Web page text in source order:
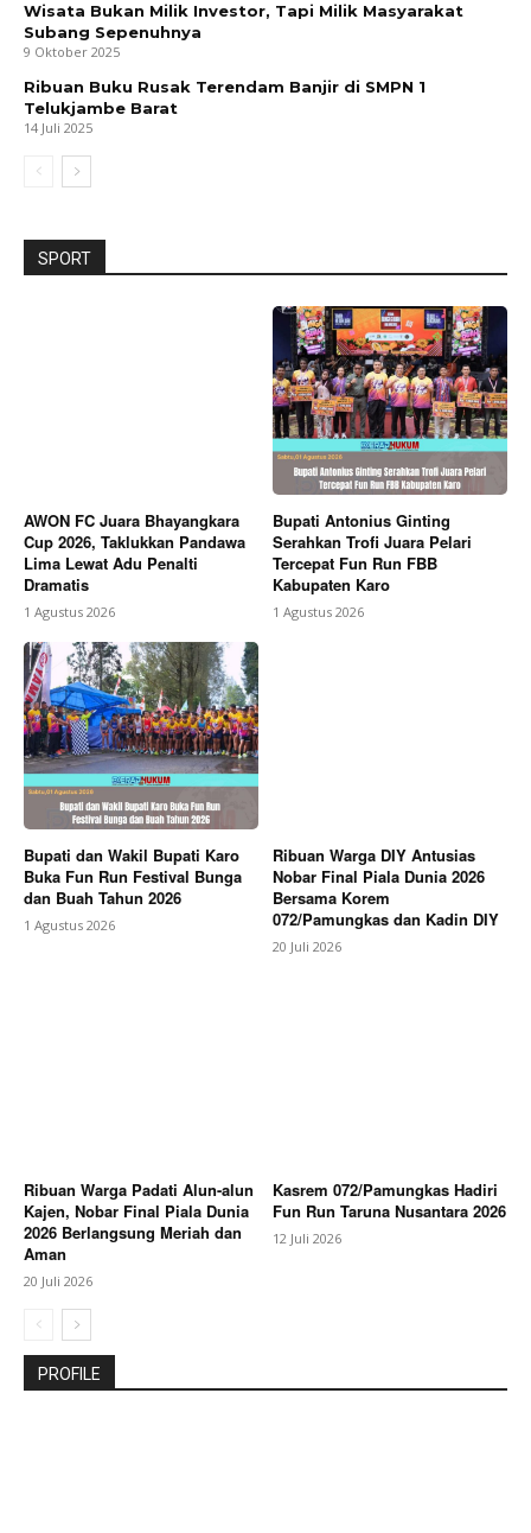
Wisata Bukan Milik Investor, Tapi Milik Masyarakat
Subang Sepenuhnya
9 Oktober 2025
Ribuan Buku Rusak Terendam Banjir di SMPN 1
Telukjambe Barat
14 Juli 2025
SPORT
AWON FC Juara Bhayangkara
Cup 2026, Taklukkan Pandawa
Lima Lewat Adu Penalti
Dramatis
1 Agustus 2026
Bupati Antonius Ginting
Serahkan Trofi Juara Pelari
Tercepat Fun Run FBB
Kabupaten Karo
1 Agustus 2026
Bupati dan Wakil Bupati Karo
Buka Fun Run Festival Bunga
dan Buah Tahun 2026
1 Agustus 2026
Ribuan Warga DIY Antusias
Nobar Final Piala Dunia 2026
Bersama Korem
072/Pamungkas dan Kadin DIY
20 Juli 2026
Ribuan Warga Padati Alun-alun
Kajen, Nobar Final Piala Dunia
2026 Berlangsung Meriah dan
Aman
20 Juli 2026
Kasrem 072/Pamungkas Hadiri
Fun Run Taruna Nusantara 2026
12 Juli 2026
PROFILE